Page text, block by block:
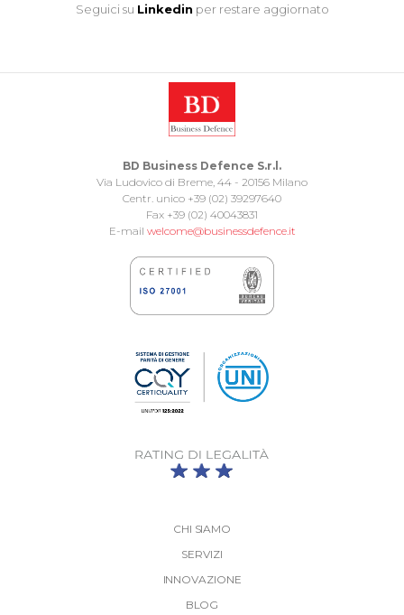
Seguici su Linkedin per restare aggiornato
BD Business Defence S.r.l.
Via Ludovico di Breme, 44 - 20156 Milano
Centr. unico +39 (02) 39297640
Fax +39 (02) 40043831
E-mail welcome@businessdefence.it
CHI SIAMO
SERVIZI
INNOVAZIONE
BLOG